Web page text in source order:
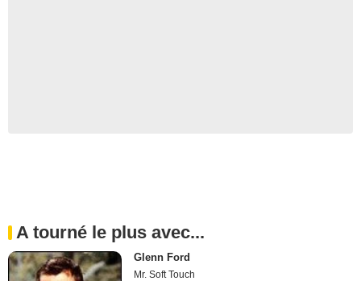
A tourné le plus avec...
Glenn Ford
Mr. Soft Touch